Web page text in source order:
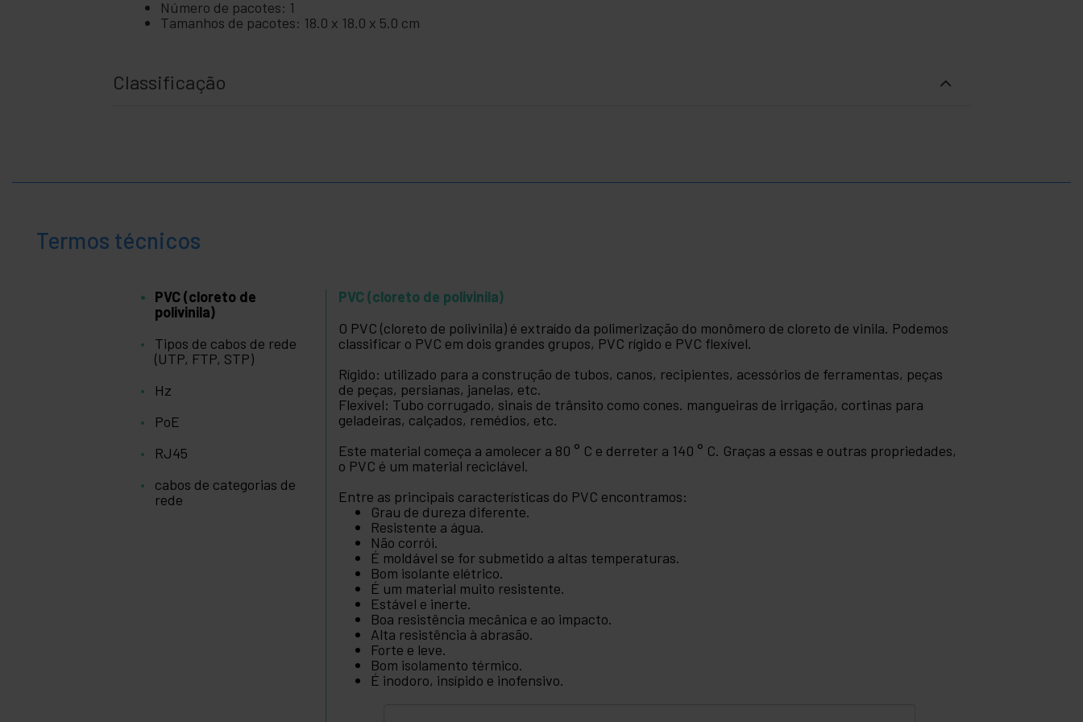
Número de pacotes: 1
Tamanhos de pacotes: 18.0 x 18.0 x 5.0 cm
Classificação
Termos técnicos
PVC (cloreto de
polivinila)
Tipos de cabos de rede
(UTP, FTP, STP)
Hz
PoE
RJ45
cabos de categorias de
rede
PVC (cloreto de polivinila)
O PVC (cloreto de polivinila) é extraído da polimerização do monômero de cloreto de vinila. Podemos
classificar o PVC em dois grandes grupos, PVC rígido e PVC flexível.
Rígido: utilizado para a construção de tubos, canos, recipientes, acessórios de ferramentas, peças
de peças, persianas, janelas, etc.
Flexível: Tubo corrugado, sinais de trânsito como cones. mangueiras de irrigação, cortinas para
geladeiras, calçados, remédios, etc.
Este material começa a amolecer a 80 ° C e derreter a 140 ° C. Graças a essas e outras propriedades,
o PVC é um material reciclável.
Entre as principais características do PVC encontramos:
Grau de dureza diferente.
Resistente a água.
Não corrói.
É moldável se for submetido a altas temperaturas.
Bom isolante elétrico.
É um material muito resistente.
Estável e inerte.
Boa resistência mecânica e ao impacto.
Alta resistência à abrasão.
Forte e leve.
Bom isolamento térmico.
É inodoro, insípido e inofensivo.